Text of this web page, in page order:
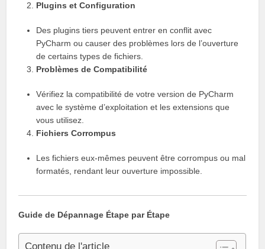
Plugins et Configuration
Des plugins tiers peuvent entrer en conflit avec
PyCharm ou causer des problèmes lors de l’ouverture
de certains types de fichiers.
Problèmes de Compatibilité
Vérifiez la compatibilité de votre version de PyCharm
avec le système d’exploitation et les extensions que
vous utilisez.
Fichiers Corrompus
Les fichiers eux-mêmes peuvent être corrompus ou mal
formatés, rendant leur ouverture impossible.
Guide de Dépannage Étape par Étape
Contenu de l'article